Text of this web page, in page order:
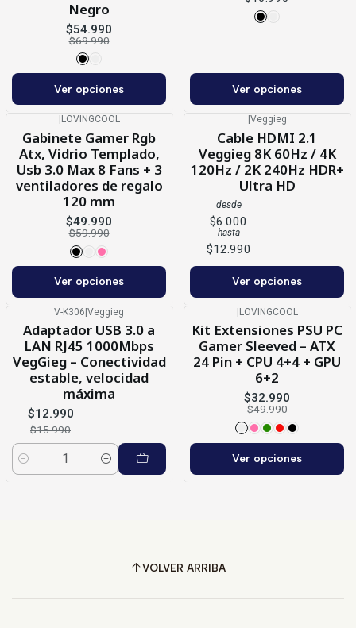
Negro
$54.990
$69.990
Ver opciones Ver opciones
LOVINGCOOL
Gabinete Gamer Rgb
Atx, Vidrio Templado,
Usb 3.0 Max 8 Fans + 3
ventiladores de regalo
120 mm
$49.990
$59.990
Ver opciones
Veggieg
Cable HDMI 2.1
Veggieg 8K 60Hz / 4K
120Hz / 2K 240Hz HDR+
Ultra HD
desde
$6.000
hasta
$12.990
Ver opciones
V-K306|Veggieg
Adaptador USB 3.0 a
LAN RJ45 1000Mbps
VegGieg – Conectividad
estable, velocidad
máxima
$12.990
$15.990
Cantidad
|LOVINGCOOL
Kit Extensiones PSU PC
Gamer Sleeved – ATX
24 Pin + CPU 4+4 + GPU
6+2
$32.990
$49.990
Ver opciones
VOLVER ARRIBA